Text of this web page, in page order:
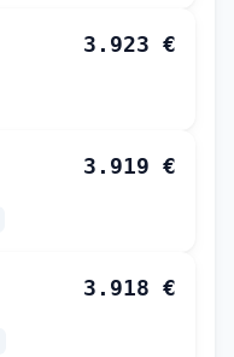
3.923 €
3.919 €
3.918 €